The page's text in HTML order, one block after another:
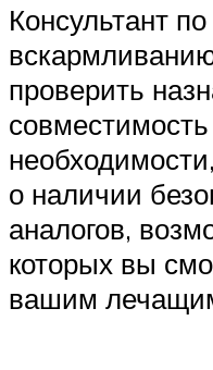
Консультант
проверить
о наличии
аналогов,
которых вы
вашим